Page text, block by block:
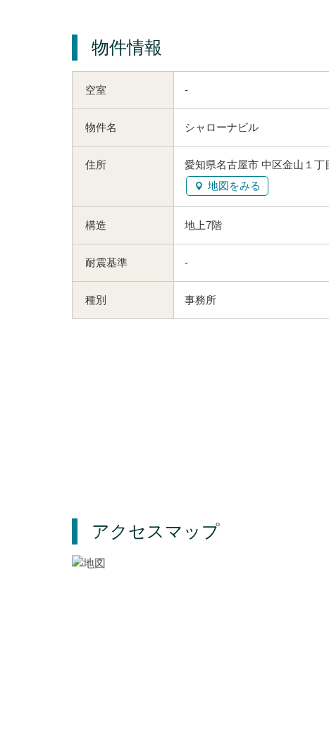
物件情報
空室 -
物件名 シャローナビル
住所
愛知県名古屋市 中区金山１丁
地図をみる
構造 地上7階
耐震基準 -
種別 事務所
アクセスマップ